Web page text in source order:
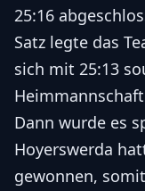
25:16
Satz legte das
sich mit 25:13
Dann wurde es
Hoyerswerda
gewonnen,